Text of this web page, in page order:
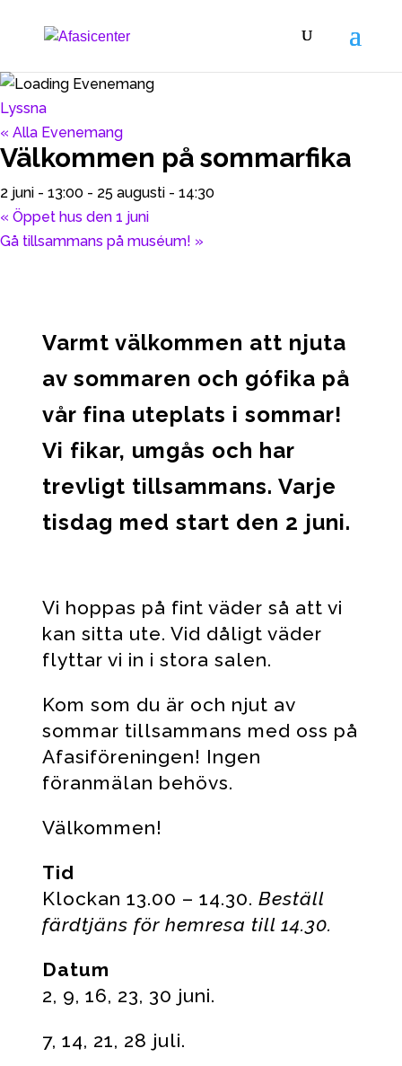
Lyssna
« Alla Evenemang
Välkommen på sommarfika
2 juni - 13:00 - 25 augusti - 14:30
« Öppet hus den 1 juni
Gå tillsammans på muséum! »
Varmt välkommen att njuta
av sommaren och gófika på
vår fina uteplats i sommar!
Vi fikar, umgås och har
trevligt tillsammans. Varje
tisdag med start den 2 juni.
Vi hoppas på fint väder så att vi
kan sitta ute. Vid dåligt väder
flyttar vi in i stora salen.
Kom som du är och njut av
sommar tillsammans med oss på
Afasiföreningen! Ingen
föranmälan behövs.
Välkommen!
Tid
Klockan 13.00 – 14.30. Beställ
färdtjäns för hemresa till 14.30.
Datum
2, 9, 16, 23, 30 juni.
7, 14, 21, 28 juli.